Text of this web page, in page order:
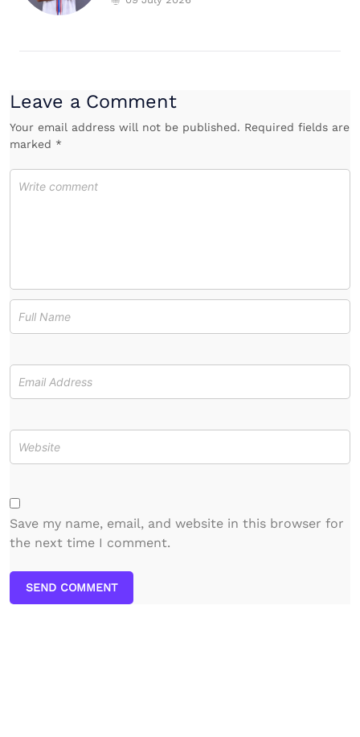
Leave a Comment
Your email address will not be published. Required fields are
marked *
Save my name, email, and website in this browser for
the next time I comment.
SEND COMMENT